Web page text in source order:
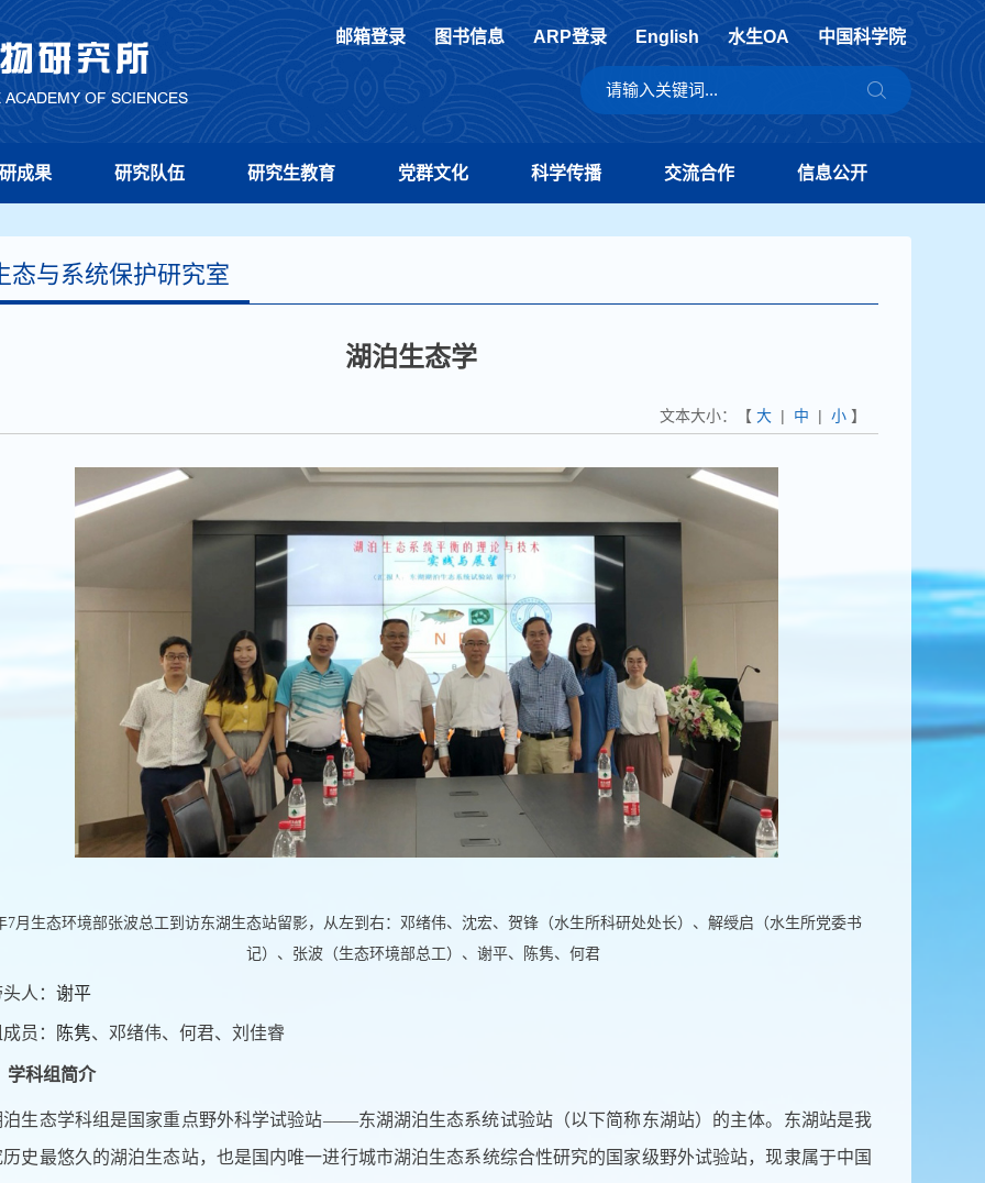
邮箱登录 图书信息 ARP登录 English 水生OA 中国科学院
成果 研究队伍 研究生教育 党群文化 科学传播 交流合作 信息公开
态与系统保护研究室
湖泊生态学
文本大小：【 大| 中 | 小】
7月 生态环境部张波总工到访东湖生态站留影，从左到右：邓绪伟、沈宏、贺锋（水生所科研处处长）、解绶启（水生所党委书
记）、张波（生态环境部总工）、谢平、陈隽、何君
人： 谢平
员： 陈隽、邓绪伟、何君、刘佳睿
学科组简介
态学科组是国家重点野外科学试验站——东湖湖泊生态系统试验站（以下简称东湖站）的主体。东湖站是我
史最悠久的湖泊生态站，也是国内唯一进行城市湖泊生态系统综合性研究的国家级野外试验站，现隶属于中国